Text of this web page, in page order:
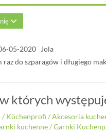
05-2020 Jola
raz do szparagów i długiego
których
/ Küchenprofi /Akcesoria
kuchenne/Garnki